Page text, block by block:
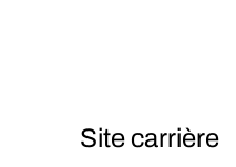
Site carrière